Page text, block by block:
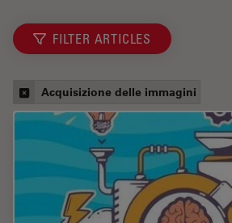
FILTER ARTICLES
Acquisizione delle immagini